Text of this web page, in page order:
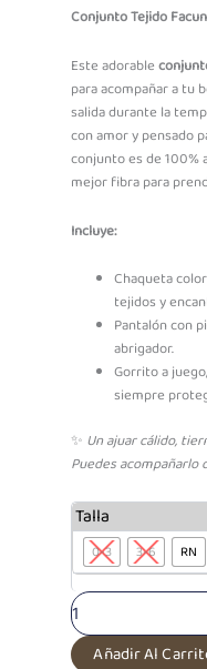
Era:
S/
Conjunto Tejido
Este adorable
para acompañar a tu
salida durante la
con amor y pensado
conjunto es de 100%
mejor fibra para
Incluye:
Chaqueta
tejidos y
Pantalón con
abrigador.
Gorrito a
siempre
✨ Un ajuar cálido,
Puedes acompañarlo
Talla
0-3 3-6 RN
Ajuar
de
Hilo
Facundo
Acero
cantidad
Añadir Al